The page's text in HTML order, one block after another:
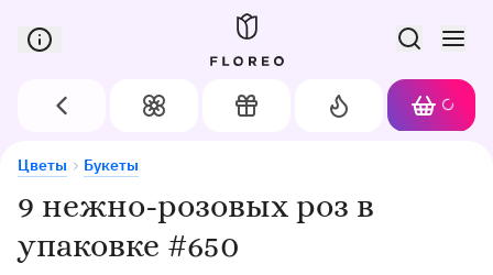
Сервис доставки цветов в Орле
Назад Цветы Подарки
Акции
Корзина
9 нежно-розовых роз в
упаковке #650
Цветы Букеты
9 нежно-розовых роз в упаковке #650